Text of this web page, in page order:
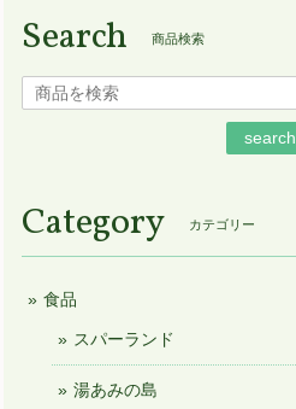
Search 商品検索
search
Category カテゴリー
食品
スパーランド
湯あみの島